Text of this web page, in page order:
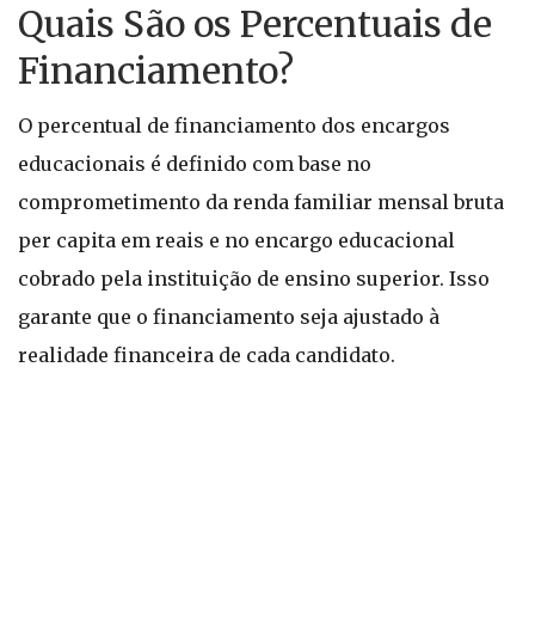
Quais São os Percentuais de
Financiamento?
O percentual de financiamento dos encargos
educacionais é definido com base no
comprometimento da renda familiar mensal bruta
per capita em reais e no encargo educacional
cobrado pela instituição de ensino superior. Isso
garante que o financiamento seja ajustado à
realidade financeira de cada candidato.